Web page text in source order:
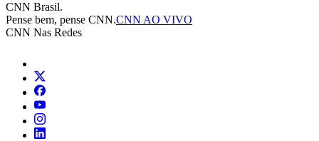
CNN Brasil.
Pense bem, pense CNN.CNN AO VIVO
CNN Nas Redes